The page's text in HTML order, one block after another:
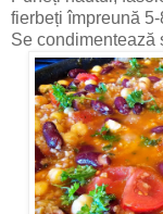
fierbeți împreună
Se condimentează